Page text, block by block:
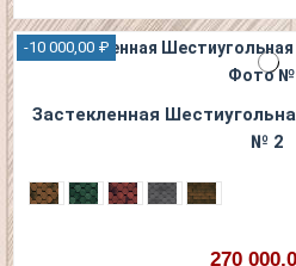
-10 000,00 ₽
Застекленная
№ 2
270